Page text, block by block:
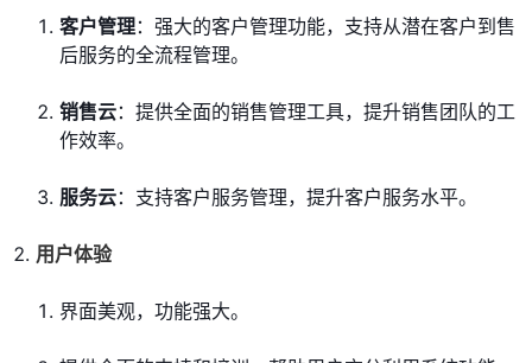
客户管理：强大的客户管理功能，支持从潜在客户到售
后服务的全流程管理。
销售云：提供全面的销售管理工具，提升销售团队的工
作效率。
服务云：支持客户服务管理，提升客户服务水平。
用户体验
界面美观，功能强大。